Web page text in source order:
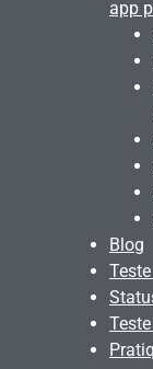
app
Blog